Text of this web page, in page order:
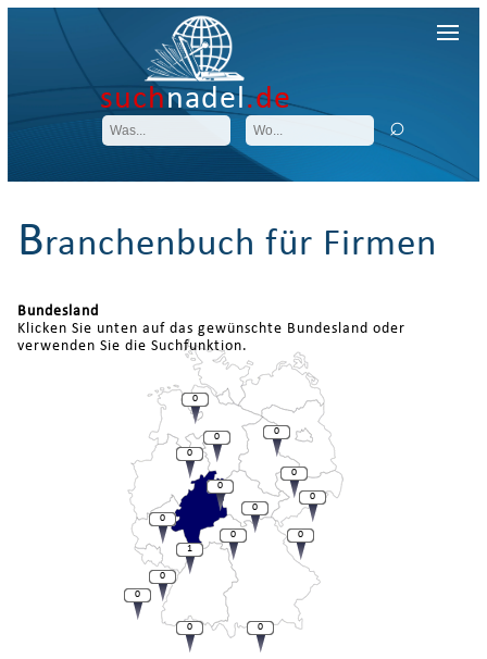
suchnadel.de
Branchenbuch für Firmen
Bundesland
Klicken Sie unten auf das gewünschte Bundesland oder
verwenden Sie die Suchfunktion.
0
0
0
0
0
0
0
0
0
0
0
1
0
0
0
0